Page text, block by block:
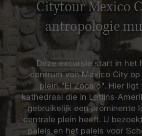
Citytour Mexico
antropologie
Deze excursie start in het
centrum van Mexico City
plein "El Zócalo". Hier ligt
kathedraal die in Latijns-
gebruikelijk een prominente
centrale plein heeft. U
paleis en het paleis voor